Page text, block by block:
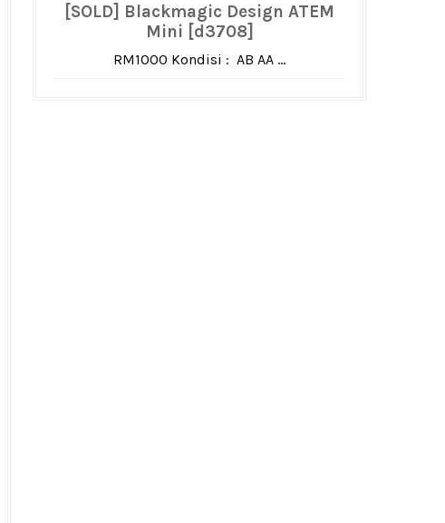
[SOLD] Blackmagic Design ATEM
Mini [d3708]
RM1000 Kondisi : AB AA ...